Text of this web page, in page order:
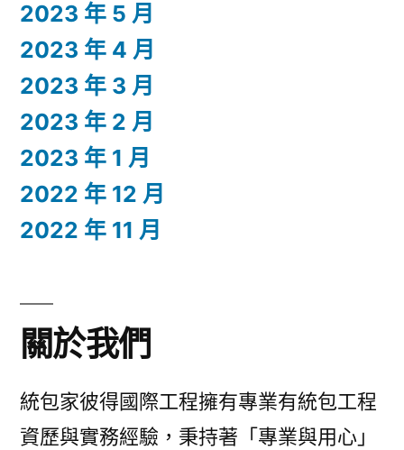
2023 年 5 月
2023 年 4 月
2023 年 3 月
2023 年 2 月
2023 年 1 月
2022 年 12 月
2022 年 11 月
關於我們
統包家彼得國際工程擁有專業有統包工程
資歷與實務經驗，秉持著「專業與用心」